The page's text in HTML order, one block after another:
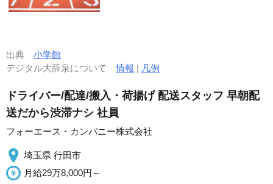
出典 小学館
デジタル大辞泉について情報 | 凡例
ドライバー/配達/搬入・荷揚げ 配送スタッフ 早朝配
送だから渋滞ナシ 社員
フォーエース・カンパニー株式会社
埼玉県 行田市
月給29万8,000円～